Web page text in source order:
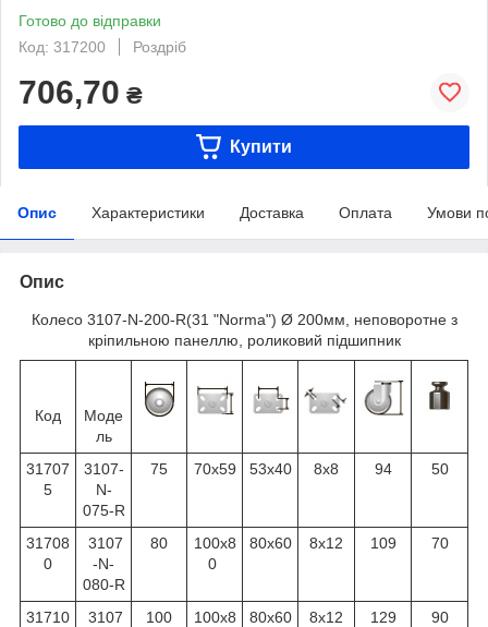
Готово до відправки
Код: 317200
Роздріб
706,70 ₴
Купити
Опис Характеристики Доставка Оплата Умови
Опис
Колесо 3107-N-200-R(31 "Norma") Ø 200мм, неповоротне з
кріпильною панеллю, роликовий підшипник
Код
Моде
ль
31707
5
3107-
N-
075-R
75 70х59 53х40 8х8 94 50
31708
0
3107
-N-
080-R
80
100х8
0
80х60 8х12 109 70
31710
3107
100
100х8
80х60 8х12 129 90